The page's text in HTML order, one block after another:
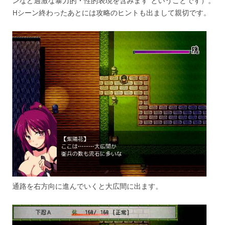
Hシーン終わったあとには攻略のヒントも出まして親切です。
通路を右方向に進んでいくと大広間に出ます。